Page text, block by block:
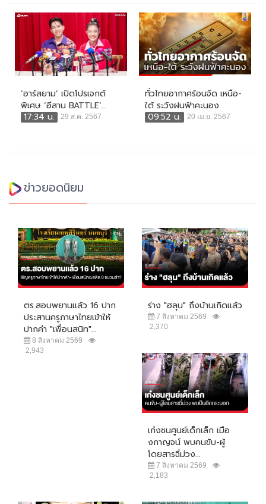
‘อาร์สยาม’ เปิดโปรเจกต์
พิเศษ ‘อีสาน BATTLE’...
17:34 น.
29 ส.ค. 2567
ทั่วไทยอากาศร้อนจัด เหนือ-
ใต้ ระวังฝนฟ้าคะนอง
09:52 น.
20 เม.ย. 2567
ข่าวยอดนิยม
ตร.สอบพยานแล้ว 16 ปาก
ประสานครูภาษาไทยเข้าให้
ปากคำ "เพื่อนสนิท"...
8 สิงหาคม 2569
2,943
ร่าง "ฮลุน" ถึงบ้านเกิดแล้ว
7 สิงหาคม 2569
2,370
เก๋งชนศูนย์เด็กเล็ก เมือ
งกาญจน์ พบคนขับ-ผู้
โดยสารฉี่ม่วง...
7 สิงหาคม 2569
2,183